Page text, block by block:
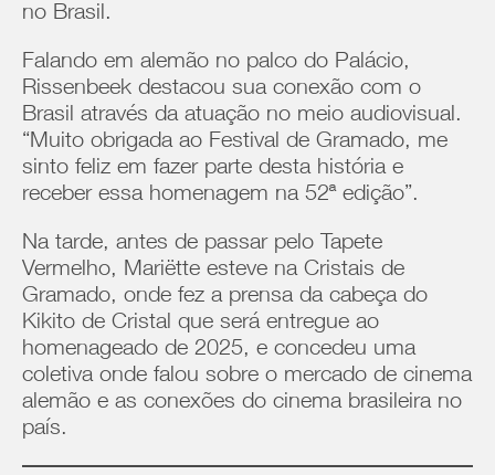
no Brasil.
Falando em alemão no palco do Palácio,
Rissenbeek destacou sua conexão com o
Brasil através da atuação no meio audiovisual.
“Muito obrigada ao Festival de Gramado, me
sinto feliz em fazer parte desta história e
receber essa homenagem na 52ª edição”.
Na tarde, antes de passar pelo Tapete
Vermelho, Mariëtte esteve na Cristais de
Gramado, onde fez a prensa da cabeça do
Kikito de Cristal que será entregue ao
homenageado de 2025, e concedeu uma
coletiva onde falou sobre o mercado de cinema
alemão e as conexões do cinema brasileira no
país.